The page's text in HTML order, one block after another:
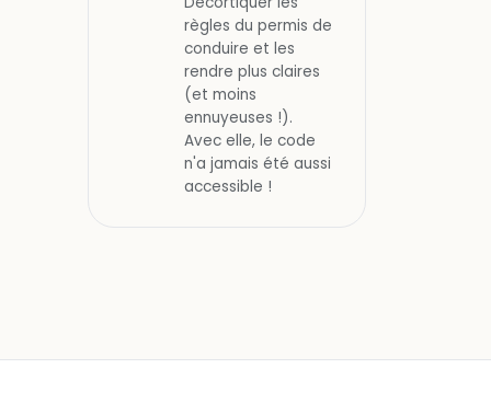
règles du permis de
conduire et les
rendre plus claires
(et moins
ennuyeuses !).
Avec elle, le code
n'a jamais été aussi
accessible !